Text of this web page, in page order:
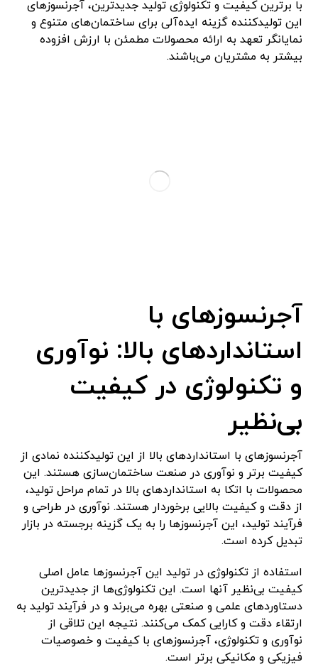
با برترین کیفیت و تکنولوژی تولید جدیدترین، آجرنسوزهای
این تولیدکننده گزینه ایده‌آلی برای ساختمان‌های متنوع و
نمایانگر تعهد به ارائه محصولات مطمئن با ارزش افزوده
بیشتر به مشتریان می‌باشند.
آجرنسوزهای با
استانداردهای بالا: نوآوری
و تکنولوژی در کیفیت
بی‌نظیر
آجرنسوزهای با استانداردهای بالا از این تولیدکننده نمادی از
کیفیت برتر و نوآوری در صنعت ساختمان‌سازی هستند. این
محصولات با اتکا به استانداردهای بالا در تمام مراحل تولید،
از دقت و کیفیت بالایی برخوردار هستند. نوآوری در طراحی و
فرآیند تولید، این آجرنسوزها را به یک گزینه برجسته در بازار
تبدیل کرده است.
استفاده از تکنولوژی در تولید این آجرنسوزها عامل اصلی
کیفیت بی‌نظیر آنها است. این تکنولوژی‌ها از جدیدترین
دستاوردهای علمی و صنعتی بهره می‌برند و در فرآیند تولید به
ارتقاء دقت و کارایی کمک می‌کنند. نتیجه این تلاقی از
نوآوری و تکنولوژی، آجرنسوزهای با کیفیت و خصوصیات
فیزیکی و مکانیکی برتر است.